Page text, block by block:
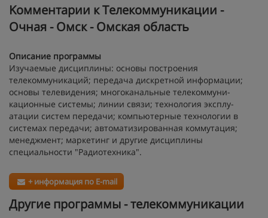
Kомментарии к Телекоммуникации -
Очная - Омск - Омская область
Описание программы
Изучаемые дисциплины: основы построения
телекоммуникаций; передача дис­кретной информации;
основы телевидения; много­канальные телеком­муни­
кационные системы; линии связи; технология эксплу­
атации систем передачи; компьютерные технологии в
систе­мах передачи; авто­матизированная коммутация;
менеджмент; маркетинг и другие дисциплины
специальности "Радиотехника".
+ информация по E-mail
Другие программы - телекоммуникации